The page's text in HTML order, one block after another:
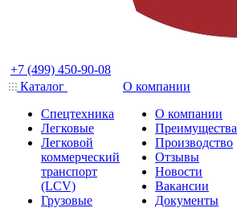
+7 (499) 450-90-08
Каталог
Спецтехника
Легковые
Легковой
коммерческий
транспорт
(LCV)
Грузовые
О компании
О компании
Преимущества
Производство
Отзывы
Новости
Вакансии
Документы